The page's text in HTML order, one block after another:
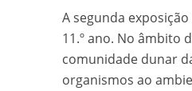
A segunda
11.º ano. No âmbito
comunidade dunar
organismos ao